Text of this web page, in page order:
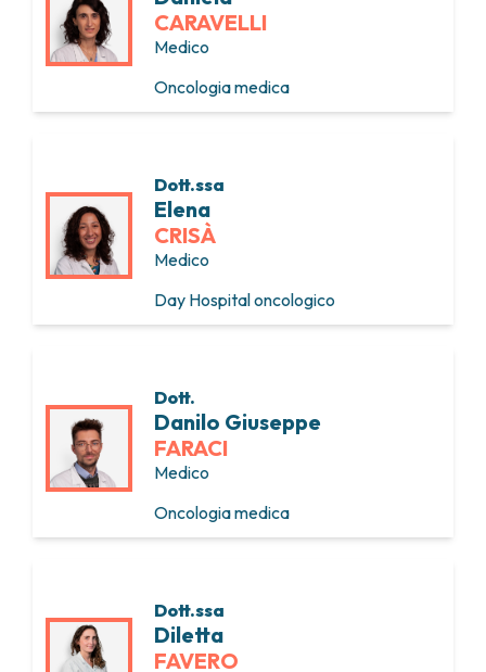
CARAVELLI
Medico
Oncologia medica
Dott.ssa
Elena
CRISÀ
Medico
Day Hospital oncologico
Dott.
Danilo Giuseppe
FARACI
Medico
Oncologia medica
Dott.ssa
Diletta
FAVERO